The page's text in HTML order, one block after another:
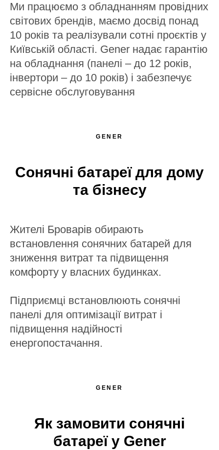
Ми працюємо з обладнанням провідних
світових брендів, маємо досвід понад
10 років та реалізували сотні проєктів у
Київській області. Gener надає гарантію
на обладнання (панелі – до 12 років,
інвертори – до 10 років) і забезпечує
сервісне обслуговування
GENER
Сонячні батареї для дому
та бізнесу
Жителі Броварів обирають
встановлення сонячних батарей для
зниження витрат та підвищення
комфорту у власних будинках.
Підприємці встановлюють сонячні
панелі для оптимізації витрат і
підвищення надійності
енергопостачання.
GENER
Як замовити сонячні
батареї у Gener